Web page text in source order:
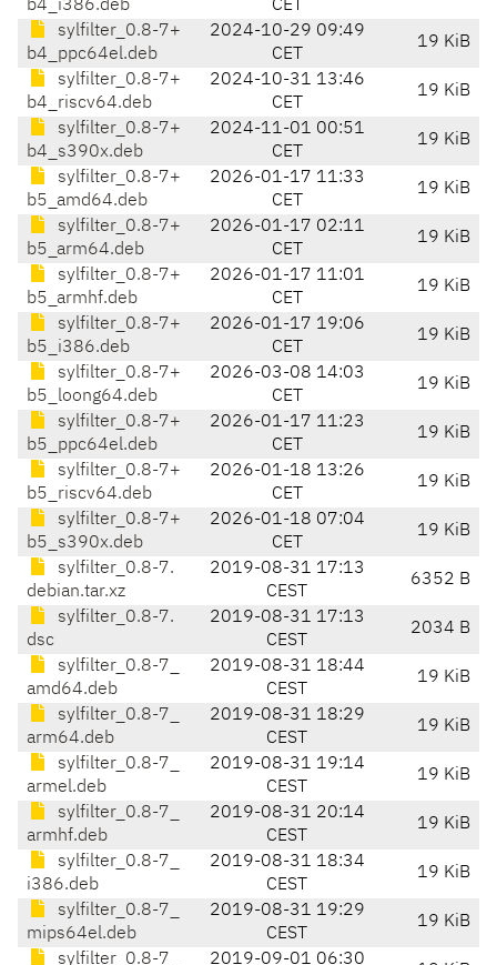
b4_i386.deb CET
sylfilter_0.8-7+
b4_ppc64el.deb
2024-10-29 09:49
CET
19 KiB
sylfilter_0.8-7+
b4_riscv64.deb
2024-10-31 13:46
CET
19 KiB
sylfilter_0.8-7+
b4_s390x.deb
2024-11-01 00:51
CET
19 KiB
sylfilter_0.8-7+
b5_amd64.deb
2026-01-17 11:33
CET
19 KiB
sylfilter_0.8-7+
b5_arm64.deb
2026-01-17 02:11
CET
19 KiB
sylfilter_0.8-7+
b5_armhf.deb
2026-01-17 11:01
CET
19 KiB
sylfilter_0.8-7+
b5_i386.deb
2026-01-17 19:06
CET
19 KiB
sylfilter_0.8-7+
b5_loong64.deb
2026-03-08 14:03
CET
19 KiB
sylfilter_0.8-7+
b5_ppc64el.deb
2026-01-17 11:23
CET
19 KiB
sylfilter_0.8-7+
b5_riscv64.deb
2026-01-18 13:26
CET
19 KiB
sylfilter_0.8-7+
b5_s390x.deb
2026-01-18 07:04
CET
19 KiB
sylfilter_0.8-7.
debian.tar.xz
2019-08-31 17:13
CEST
6352 B
sylfilter_0.8-7.
dsc
2019-08-31 17:13
CEST
2034 B
sylfilter_0.8-7_
amd64.deb
2019-08-31 18:44
CEST
19 KiB
sylfilter_0.8-7_
arm64.deb
2019-08-31 18:29
CEST
19 KiB
sylfilter_0.8-7_
armel.deb
2019-08-31 19:14
CEST
19 KiB
sylfilter_0.8-7_
armhf.deb
2019-08-31 20:14
CEST
19 KiB
sylfilter_0.8-7_
i386.deb
2019-08-31 18:34
CEST
19 KiB
sylfilter_0.8-7_
mips64el.deb
2019-08-31 19:29
CEST
19 KiB
sylfilter_0.8-7_
2019-09-01 06:30